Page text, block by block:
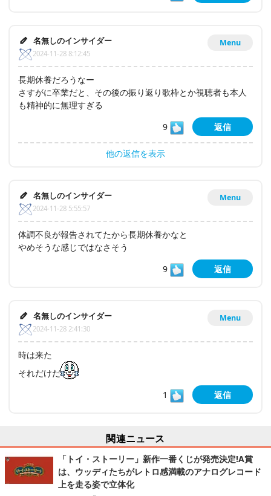
Menu
名無しのインサイダー
2024-11-28 8:12:45
長期休養だろうなー
さすがに卒業だと、その後の振り返り歌枠とか視聴者も本人
も精神的に無理すぎる
9
返信
他の返信を表示
Menu
名無しのインサイダー
2024-11-28 5:55:57
体調不良が報告されてたから長期休養かなと
やめそうな感じではなさそう
9
返信
Menu
名無しのインサイダー
2024-11-28 2:41:30
時は来た
それだけだ
1
返信
関連ニュース
「トイ・ストーリー」新作一番くじが発売決定!A賞
は、ウッディたちがレトロ感満載のアナログレコード
上を走る姿で立体化